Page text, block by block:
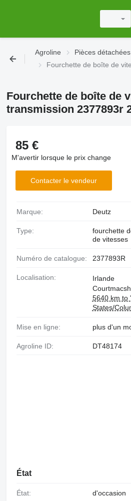
Agroline Pièces détachées
Fourchette de boîte de
Fourchette de boîte de
transmission 2377893r
85 €
M'avertir lorsque le prix change
Contacter le vendeur
Marque: Deutz
Type:
fourchette
de vitesses
Numéro de catalogue: 2377893R
Localisation:
Irlande
5640 km to
States/
Mise en ligne: plus d'un
Agroline ID: DT48174
État
État: d'occasion